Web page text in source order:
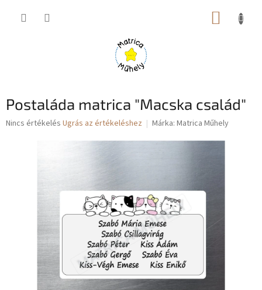
KOSÁR
Postaláda matrica "Macska család"
A
Nincs értékelés Ugrás az értékeléshez Márka: Matrica Műhely